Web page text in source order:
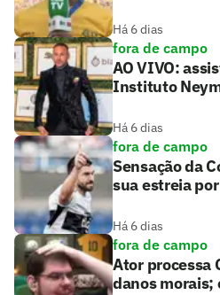
Há 6 dias
fora de campo
AO VIVO:
Instituto
Há 6 dias
fora de campo
Sensação da
sua estreia
Há 6 dias
fora de campo
Ator processa
danos morais;